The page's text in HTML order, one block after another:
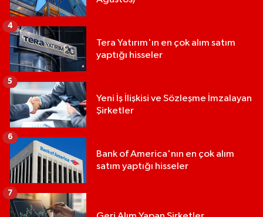
Tera Yatırım'ın en çok alım satım
yaptığı hisseler
4
Yeni İş İlişkisi ve Sözleşme İmzalayan
Şirketler
5
Bank of America'nın en çok alım
satım yaptığı hisseler
6
7